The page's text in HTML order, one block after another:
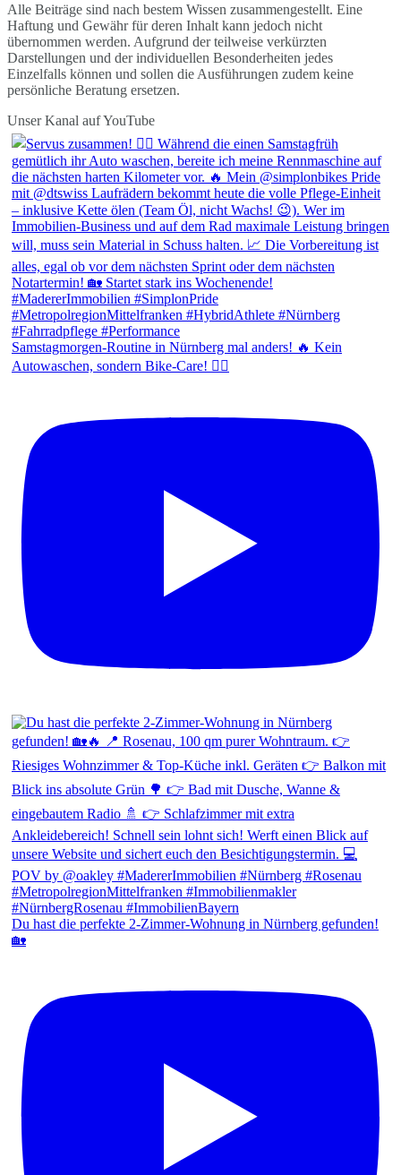
Alle Beiträge sind nach bestem Wissen zusammengestellt. Eine
Haftung und Gewähr für deren Inhalt kann jedoch nicht
übernommen werden. Aufgrund der teilweise verkürzten
Darstellungen und der individuellen Besonderheiten jedes
Einzelfalls können und sollen die Ausführungen zudem keine
persönliche Beratung ersetzen.
Unser Kanal auf YouTube
Samstagmorgen-Routine in Nürnberg mal anders! 🔥 Kein
Autowaschen, sondern Bike-Care! 🚴‍♂️
Du hast die perfekte 2-Zimmer-Wohnung in Nürnberg gefunden!
🏡